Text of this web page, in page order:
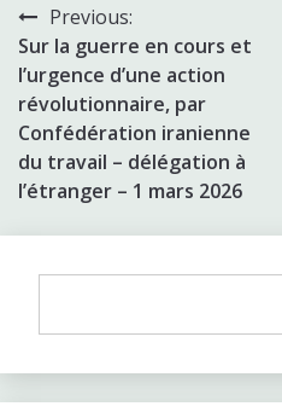
Post
navigation
Previous:
Sur la guerre en cours et
l’urgence d’une action
révolutionnaire, par
Confédération iranienne
du travail – délégation à
l’étranger – 1 mars 2026